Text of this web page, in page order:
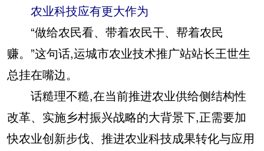
农业科技应有更大作为
“做给农民看、带着农民干、帮着农民
赚。”这句话,运城市农业技术推广站站长王世生
总挂在嘴边。
话糙理不糙,在当前推进农业供给侧结构性
改革、实施乡村振兴战略的大背景下,正需要加
快农业创新步伐、推进农业科技成果转化与应用